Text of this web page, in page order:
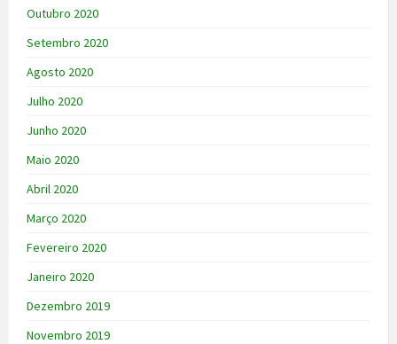
Outubro 2020
Setembro 2020
Agosto 2020
Julho 2020
Junho 2020
Maio 2020
Abril 2020
Março 2020
Fevereiro 2020
Janeiro 2020
Dezembro 2019
Novembro 2019